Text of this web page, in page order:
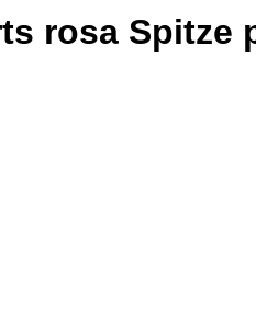
rosa Spitze